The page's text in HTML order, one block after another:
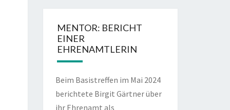
MENTOR: BERICHT
EINER
EHRENAMTLERIN
Beim Basistreffen im Mai 2024
berichtete Birgit Gärtner über
ihr Ehrenamt als